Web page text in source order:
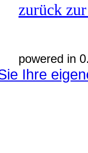
zurück
powered in
Ihre